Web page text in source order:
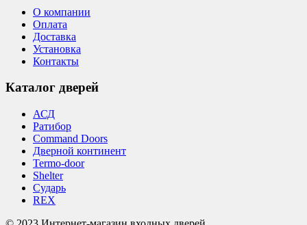
О компании
Оплата
Доставка
Установка
Контакты
Каталог дверей
АСД
Ратибор
Command Doors
Дверной континент
Termo-door
Shelter
Сударь
REX